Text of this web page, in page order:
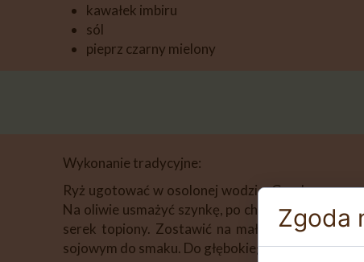
kawałek imbiru
sól
pieprz czarny mielony
Wykonanie tradycyjne:
Ryż ugotować w osolonej wodzie. Grzyby
Na oliwie usmażyć szynkę, po chwili dodać do
serek topiony. Zostawić na małym ogniu, aż
sojowym do smaku. Do głębokiego talerza
Zgoda